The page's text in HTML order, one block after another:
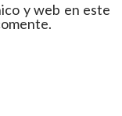
y web en este